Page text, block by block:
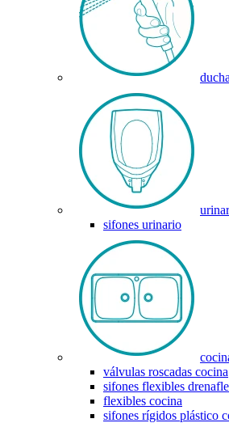
sifones urinario
válvulas roscadas cocina
sifones flexibles
flexibles cocina
sifones rígidos plástico